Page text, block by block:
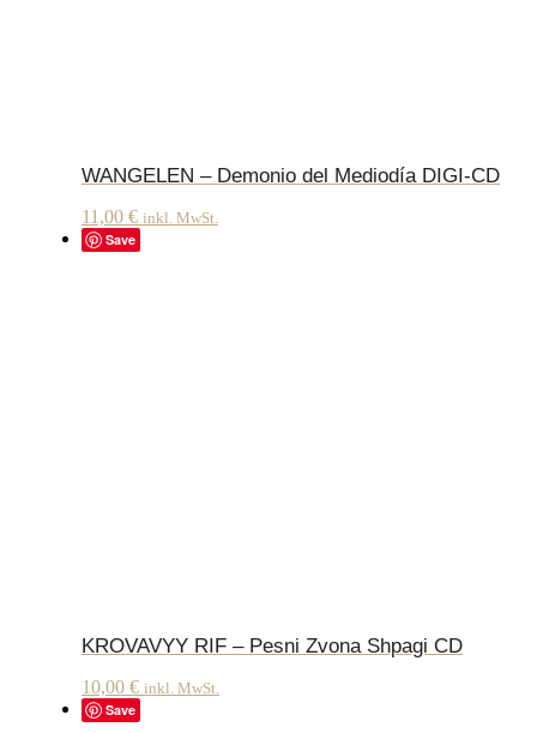
WANGELEN – Demonio del Mediodía DIGI-CD
11,00 € inkl. MwSt.
Save
KROVAVYY RIF – Pesni Zvona Shpagi CD
10,00 € inkl. MwSt.
Save